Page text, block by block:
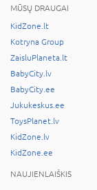
MŪSŲ DRAUGAI
KidZone.lt
Kotryna Group
ZaisluPlaneta.lt
BabyCity.lv
BabyCity.ee
Jukukeskus.ee
ToysPlanet.lv
KidZone.lv
KidZone.ee
NAUJIENLAIŠKIS